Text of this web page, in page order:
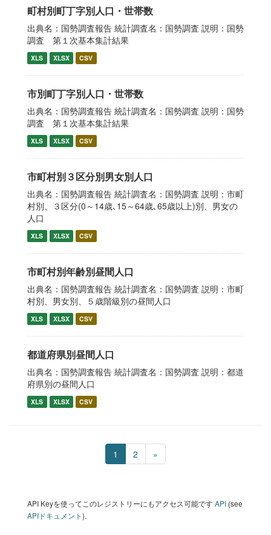
町村別町丁字別人口・世帯数
出典名：国勢調査報告 統計調査名：国勢調査 説明：国勢
調査 第１次基本集計結果
XLS XLSX CSV
市別町丁字別人口・世帯数
出典名：国勢調査報告 統計調査名：国勢調査 説明：国勢
調査 第１次基本集計結果
XLS XLSX CSV
市町村別３区分別男女別人口
出典名：国勢調査報告 統計調査名：国勢調査 説明：市町
村別、３区分(0～14歳､15～64歳､65歳以上)別、男女の
人口
XLS XLSX CSV
市町村別年齢別昼間人口
出典名：国勢調査報告 統計調査名：国勢調査 説明：市町
村別、男女別、５歳階級別の昼間人口
XLS XLSX CSV
都道府県別昼間人口
出典名：国勢調査報告 統計調査名：国勢調査 説明：都道
府県別の昼間人口
XLS XLSX CSV
1 2 »
API Keyを使ってこのレジストリーにもアクセス可能ですAPI (see
APIドキュメント).